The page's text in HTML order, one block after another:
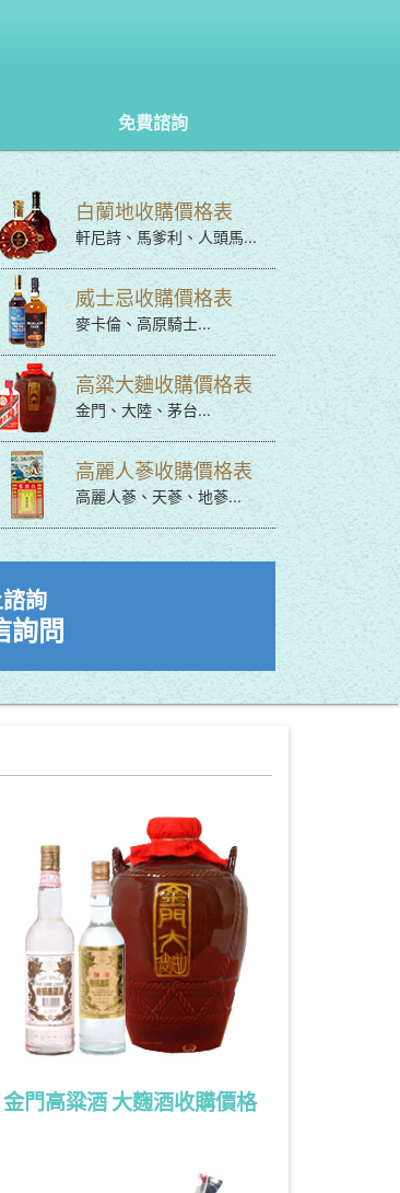
免費諮詢
白蘭地收購價格表
軒尼詩、馬爹利、人頭馬...
威士忌收購價格表
麥卡倫、高原騎士...
高粱大麯收購價格表
金門、大陸、茅台...
高麗人蔘收購價格表
高麗人蔘、天蔘、地蔘...
詢
詢問
金門高粱酒 大麴酒收購價格